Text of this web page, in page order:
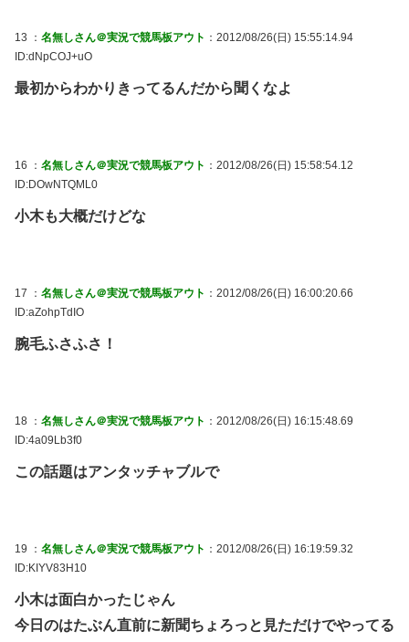
13 ： 名無しさん＠実況で競馬板アウト ：2012/08/26(日) 15:55:14.94
ID:dNpCOJ+uO
最初からわかりきってるんだから聞くなよ
16 ： 名無しさん＠実況で競馬板アウト ：2012/08/26(日) 15:58:54.12
ID:DOwNTQML0
小木も大概だけどな
17 ： 名無しさん＠実況で競馬板アウト ：2012/08/26(日) 16:00:20.66
ID:aZohpTdIO
腕毛ふさふさ！
18 ： 名無しさん＠実況で競馬板アウト ：2012/08/26(日) 16:15:48.69
ID:4a09Lb3f0
この話題はアンタッチャブルで
19 ： 名無しさん＠実況で競馬板アウト ：2012/08/26(日) 16:19:59.32
ID:KIYV83H10
小木は面白かったじゃん
今日のはたぶん直前に新聞ちょろっと見ただけでやってる